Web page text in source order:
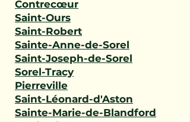
Contrecœur
Saint-Ours
Saint-Robert
Sainte-Anne-de-Sorel
Saint-Joseph-de-Sorel
Sorel-Tracy
Pierreville
Saint-Léonard-d'Aston
Sainte-Marie-de-Blandford